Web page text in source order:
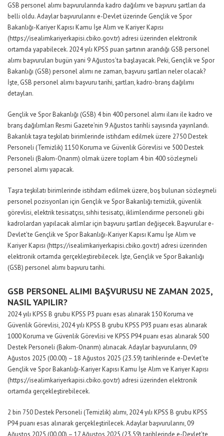
GSB personel alımı başvurularında kadro dağılımı ve başvuru şartları da
belli oldu. Adaylar başvurularını e-Devlet üzerinde Gençlik ve Spor
Bakanlığı-Kariyer Kapısı Kamu İşe Alım ve Kariyer Kapısı
(https://isealimkariyerkapisi.cbiko.gov.tr) adresi üzerinden elektronik
ortamda yapabilecek. 2024 yılı KPSS puan şartının arandığı GSB personel
alımı başvuruları bugün yani 9 Ağustos’ta başlayacak. Peki, Gençlik ve Spor
Bakanlığı (GSB) personel alımı ne zaman, başvuru şartları neler olacak?
İşte, GSB personel alımı başvuru tarihi, şartları, kadro-branş dağılımı
detayları.
Gençlik ve Spor Bakanlığı (GSB) 4 bin 400 personel alımı ilanı ile kadro ve
branş dağılımları Resmi Gazete’nin 9 Ağustos tarihli sayısında yayınlandı.
Bakanlık taşra teşkilatı birimlerinde istihdam edilmek üzere 2750 Destek
Personeli (Temizlik) 1150 Koruma ve Güvenlik Görevlisi ve 500 Destek
Personeli (Bakım-Onarım) olmak üzere toplam 4 bin 400 sözleşmeli
personel alımı yapacak.
Taşra teşkilatı birimlerinde istihdam edilmek üzere, boş bulunan sözleşmeli
personel pozisyonları için Gençlik ve Spor Bakanlığı temizlik, güvenlik
görevlisi, elektrik tesisatçısı, sıhhi tesisatçı, iklimlendirme personeli gibi
kadrolardan yapılacak alımlar için başvuru şartları değişecek. Başvurular e-
Devlet’te Gençlik ve Spor Bakanlığı-Kariyer Kapısı Kamu İşe Alım ve
Kariyer Kapısı (https://isealimkariyerkapisi.cbiko.gov.tr) adresi üzerinden
elektronik ortamda gerçekleştirebilecek. İşte, Gençlik ve Spor Bakanlığı
(GSB) personel alımı başvuru tarihi.
GSB PERSONEL ALIMI BAŞVURUSU NE ZAMAN 2025,
NASIL YAPILIR?
2024 yılı KPSS B grubu KPSS P3 puanı esas alınarak 150 Koruma ve
Güvenlik Görevlisi, 2024 yılı KPSS B grubu KPSS P93 puanı esas alınarak
1000 Koruma ve Güvenlik Görevlisi ve KPSS P94 puanı esas alınarak 500
Destek Personeli (Bakım-Onarım) alınacak. Adaylar başvurularını, 09
Ağustos 2025 (00.00) – 18 Ağustos 2025 (23.59) tarihlerinde e-Devlet’te
Gençlik ve Spor Bakanlığı-Kariyer Kapısı Kamu İşe Alım ve Kariyer Kapısı
(https://isealimkariyerkapisi.cbiko.gov.tr) adresi üzerinden elektronik
ortamda gerçekleştirebilecek.
2 bin 750 Destek Personeli (Temizlik) alımı, 2024 yılı KPSS B grubu KPSS
P94 puanı esas alınarak gerçekleştirilecek. Adaylar başvurularını, 09
Ağustos 2025 (00.00) – 17 Ağustos 2025 (23.59) tarihlerinde e-Devlet’te